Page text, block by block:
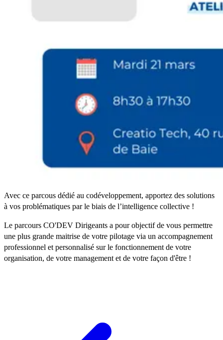
Avec ce parcous dédié au codéveloppement, apportez des solutions
à vos problématiques par le biais de l’intelligence collective !
Le parcours CO'DEV Dirigeants a pour objectif de vous permettre
une plus grande maitrise de votre pilotage via un accompagnement
professionnel et personnalisé sur le fonctionnement de votre
organisation, de votre management et de votre façon d'être !